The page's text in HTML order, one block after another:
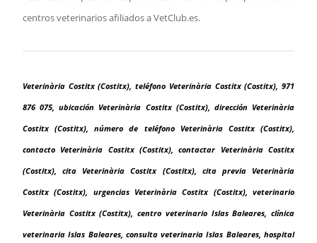
centros veterinarios afiliados a VetClub.es.
Veterinària Costitx (Costitx), teléfono Veterinària Costitx (Costitx), 971
876 075, ubicación Veterinària Costitx (Costitx), dirección Veterinària
Costitx (Costitx), número de teléfono Veterinària Costitx (Costitx),
contacto Veterinària Costitx (Costitx), contactar Veterinària Costitx
(Costitx), cita Veterinària Costitx (Costitx), cita previa Veterinària
Costitx (Costitx), urgencias Veterinària Costitx (Costitx), veterinario
Veterinària Costitx (Costitx), centro veterinario Islas Baleares, clínica
veterinaria Islas Baleares, consulta veterinaria Islas Baleares, hospital